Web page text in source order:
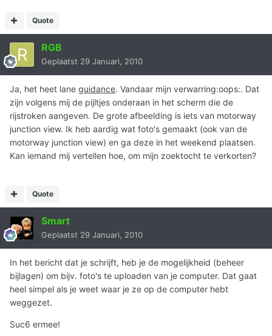
Quote
RGB
Geplaatst 29 Januari, 2010
Ja, het heet lane guidance. Vandaar mijn verwarring:oops:. Dat
zijn volgens mij de pijltjes onderaan in het scherm die de
rijstroken aangeven. De grote afbeelding is iets van motorway
junction view. Ik heb aardig wat foto's gemaakt (ook van de
motorway junction view) en ga deze in het weekend plaatsen.
Kan iemand mij vertellen hoe, om mijn zoektocht te verkorten?
Quote
Smart
Geplaatst 29 Januari, 2010
In het bericht dat je schrijft, heb je de mogelijkheid (beheer
bijlagen) om bijv. foto's te uploaden van je computer. Dat gaat
heel simpel als je weet waar je ze op de computer hebt
weggezet.
Suc6 ermee!